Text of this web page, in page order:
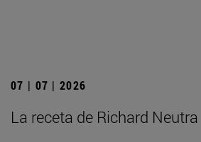
07 | 07 | 2026
La receta de Richard Neutra